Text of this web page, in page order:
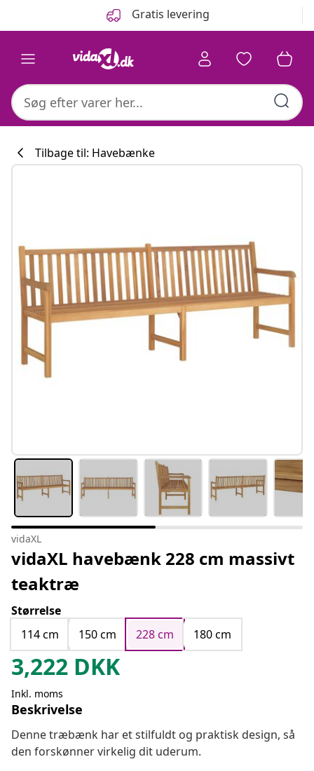
Gratis levering
#sharemevidaxl
Tilbage til: Havebænke
vidaXL
vidaXL havebænk 228 cm massivt
teaktræ
Størrelse
114 cm
150 cm 228 cm 180 cm
3,222 DKK
Inkl. moms
Beskrivelse
Denne træbænk har et stilfuldt og praktisk design, så
den forskønner virkelig dit uderum.